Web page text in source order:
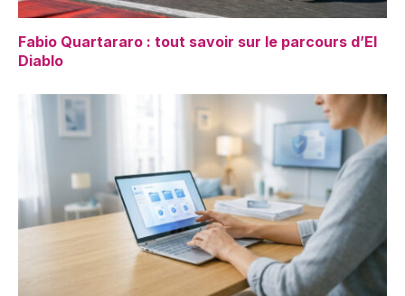
Fabio Quartararo : tout savoir sur le parcours d’El
Diablo